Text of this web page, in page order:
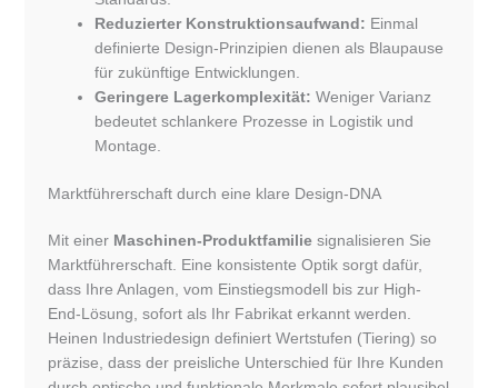
Reduzierter Konstruktionsaufwand: Einmal
definierte Design-Prinzipien dienen als Blaupause
für zukünftige Entwicklungen.
Geringere Lagerkomplexität: Weniger Varianz
bedeutet schlankere Prozesse in Logistik und
Montage.
Marktführerschaft durch eine klare Design-DNA
Mit einer Maschinen-Produktfamiliesignalisieren Sie
Marktführerschaft. Eine konsistente Optik sorgt dafür,
dass Ihre Anlagen, vom Einstiegsmodell bis zur High-
End-Lösung, sofort als Ihr Fabrikat erkannt werden.
Heinen Industriedesign definiert Wertstufen (Tiering) so
präzise, dass der preisliche Unterschied für Ihre Kunden